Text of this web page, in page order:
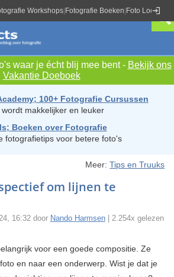
Workshops Fotografie Boeken Foto Locaties
waar je écht blij mee bent - Bekijk ons
Vakantie Doeboek
100+ Fotografie Cursussen
makkelijker en leuker
Boeken over Fotografie
fotografietips voor betere foto's
Meer:Tips en Truuks
om lijnen te
16:32 door Nando Harmsen| 2.254x gelezen
voor een goede compositie. Ze
en naar een onderwerp. Wist je dat je